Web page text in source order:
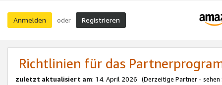
Anmelden oder Registrieren
Richtlinien für das
zuletzt aktualisiert am: 14. April 2026 (Derzeitige Partner - sehen